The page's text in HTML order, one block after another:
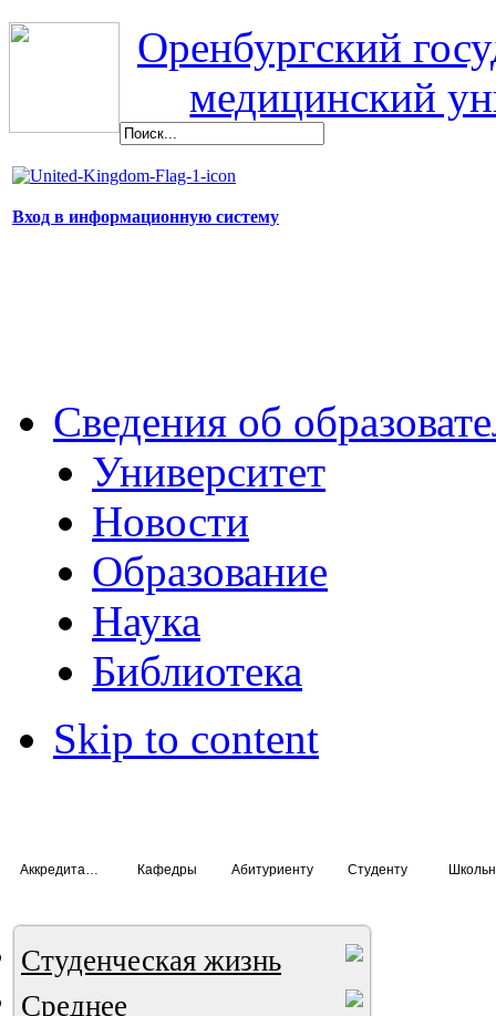
Оренбургский
медицинский
Вход в информационную систему
Сведения об
Университет
Новости
Образование
Наука
Библиотека
Skip to content
Кафедры Абитуриенту Студенту
Студенческая жизнь
Среднее